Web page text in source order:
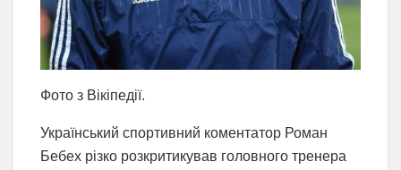
Фото з Вікіпедії.
Український спортивний коментатор Роман
Бебех різко розкритикував головного тренера